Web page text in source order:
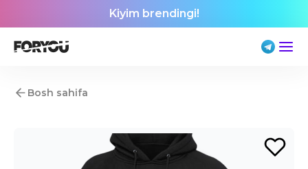
Kiyim brendingi!
Bosh sahifa